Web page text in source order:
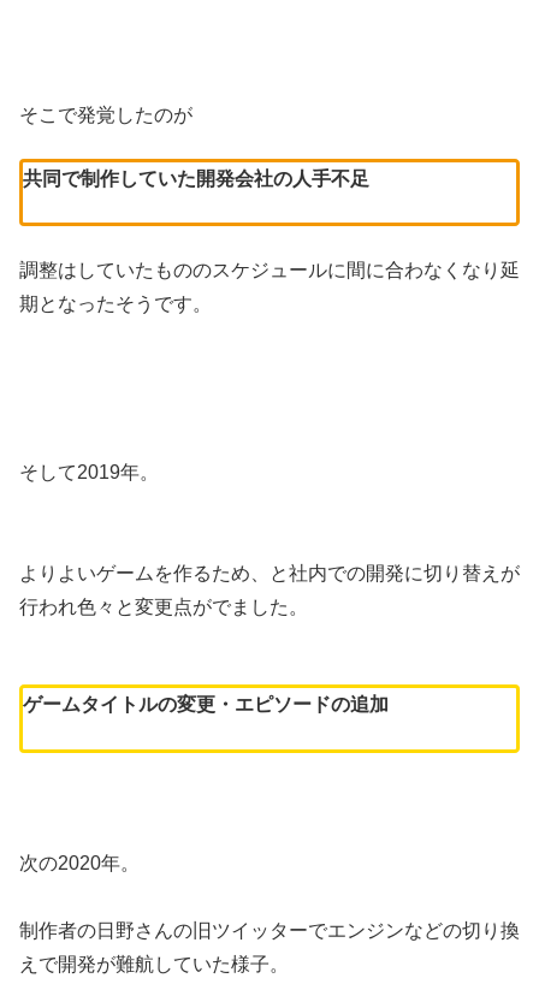
そこで発覚したのが
共同で制作していた開発会社の人手不足
調整はしていたもののスケジュールに間に合わなくなり延
期となったそうです。
そして2019年。
よりよいゲームを作るため、と社内での開発に切り替えが
行われ色々と変更点がでました。
ゲームタイトルの変更・エピソードの追加
次の2020年。
制作者の日野さんの旧ツイッターでエンジンなどの切り換
えで開発が難航していた様子。